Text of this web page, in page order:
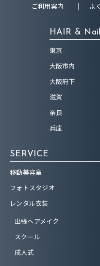
ご利用案内 よ
HAIR &
東京
大阪市内
大阪府下
滋賀
奈良
兵庫
SERVICE
移動美容室
フォトスタジオ
レンタル衣装
出張ヘアメイク
スクール
成人式